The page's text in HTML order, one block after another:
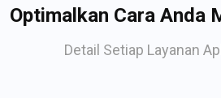
Optimalkan Cara Anda
Detail Setiap Layanan